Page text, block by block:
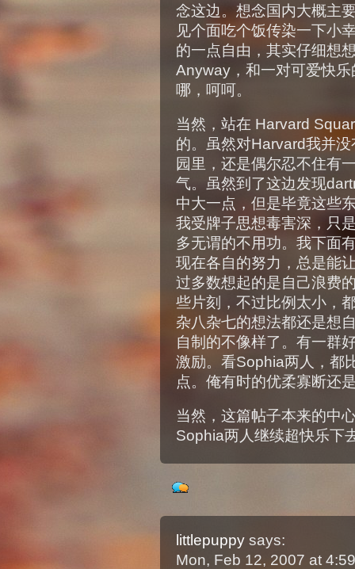
念这边。想念国内大概主
见个面吃个饭传染一下小
的一点自由，其实仔细想
Anyway，和一对可爱快
哪，呵呵。
当然，站在 Harvard
的。虽然对Harvard我并
园里，还是偶尔忍不住有
气。虽然到了这边发现
中大一点，但是毕竟这些
我受牌子思想毒害深，只
多无谓的不用功。我下面
现在各自的努力，总是能
过多数想起的是自己浪费
些片刻，不过比例太小，
杂八杂七的想法都还是想
自制的不像样了。有一群
激励。看Sophia两人，都
点。俺有时的优柔寡断还
当然，这篇帖子本来的中
Sophia两人继续超快乐下
littlepuppy says:
Mon, Feb 12, 2007 at